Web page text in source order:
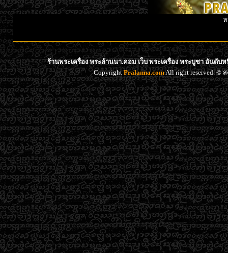
ร้านพระเครื่อง พระล้านนา.คอม เว็บ พระเครื่อง พระบูชา อันดับ
CopyrightPralanna.comAll right reserved. ©